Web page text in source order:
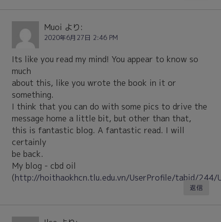
Muoi より:
2020年6月27日 2:46 PM
Its like you read my mind! You appear to know so
much
about this, like you wrote the book in it or
something.
I think that you can do with some pics to drive the
message home a little bit, but other than that,
this is fantastic blog. A fantastic read. I will
certainly
be back.
My blog - cbd oil
(http://hoithaokhcn.tlu.edu.vn/UserProfile/tabid/244/
返信